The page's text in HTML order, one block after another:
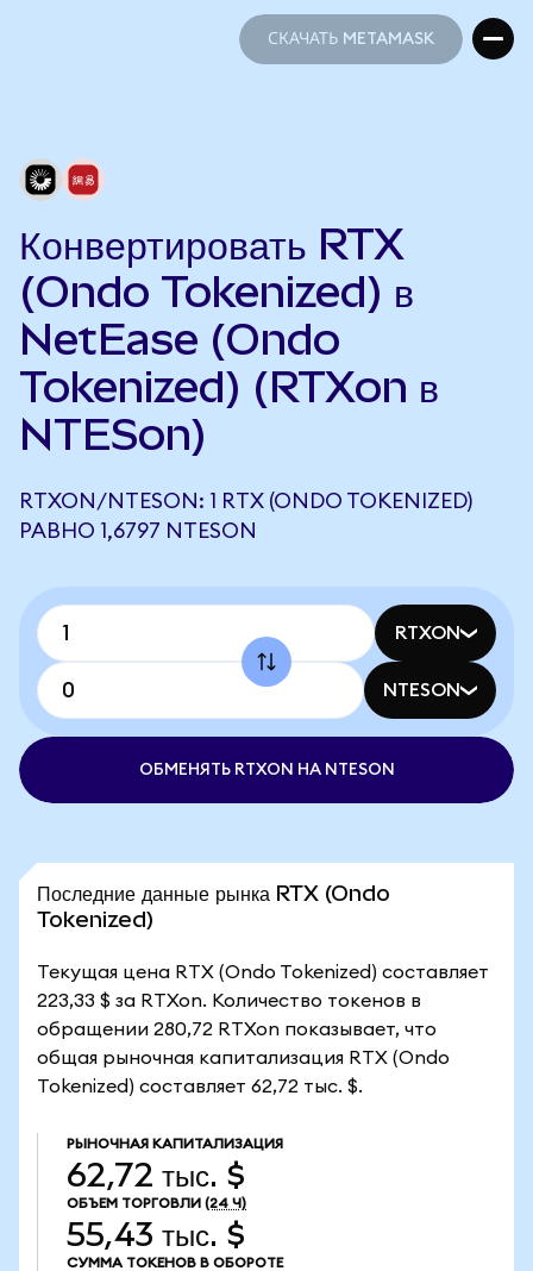
СКАЧАТЬ METAMASK
Конвертировать RTX
(Ondo Tokenized) в
NetEase (Ondo
Tokenized) (RTXon в
NTESon)
RTXON/NTESON: 1 RTX (ONDO TOKENIZED)
РАВНО 1,6797 NTESON
RTXON
NTESON
ОБМЕНЯТЬ RTXON НА NTESON
Последние данные рынка RTX (Ondo
Tokenized)
Текущая цена RTX (Ondo Tokenized) составляет
223,33 $ за RTXon. Количество токенов в
обращении 280,72 RTXon показывает, что
общая рыночная капитализация RTX (Ondo
Tokenized) составляет 62,72 тыс. $.
РЫНОЧНАЯ КАПИТАЛИЗАЦИЯ
62,72 тыс. $
ОБЪЕМ ТОРГОВЛИ (24 Ч)
55,43 тыс. $
СУММА ТОКЕНОВ В ОБОРОТЕ